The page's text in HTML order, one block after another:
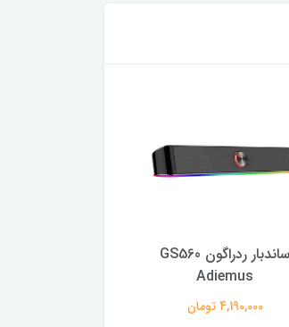
ساندبار ردراگون GS560
Adiemus
4,190,000 تومان